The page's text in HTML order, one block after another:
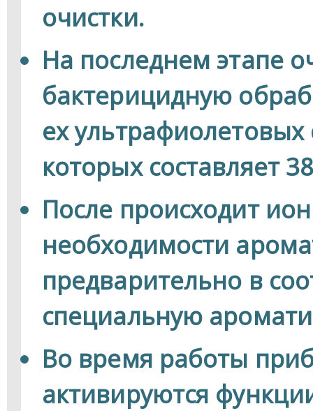
очистки.
На последнем этапе
бактерицидную
ех
которых составляет
После происходит
необходимости
предварительно в
специальную
Во время работы
активируются